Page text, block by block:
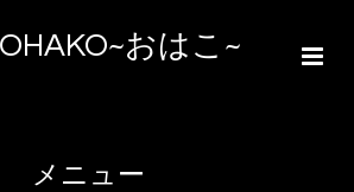
おはこ~
メニュー